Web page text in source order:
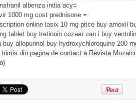
albenza india acy=
1000 mg cost prednisone =
online lasix 10 mg price buy amoxil
tablet buy tretinoin cozaar can i buy
buy allopurinol buy hydroxychloroquine 200
din pagina de contact a Revista